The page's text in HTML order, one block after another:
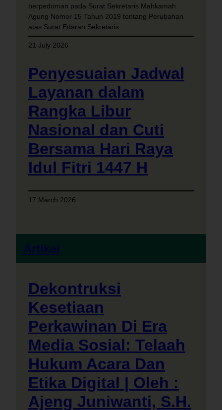
berpedoman pada Surat Sekretaris Mahkamah
Agung Nomor 15 Tahun 2019 tentang Perubahan
atas Surat Edaran Sekretaris…
21 July 2026
Penyesuaian Jadwal
Layanan dalam
Rangka Libur
Nasional dan Cuti
Bersama Hari Raya
Idul Fitri 1447 H
17 March 2026
Artikel
Dekontruksi
Kesetiaan
Perkawinan Di Era
Media Sosial: Telaah
Hukum Acara Dan
Etika Digital | Oleh :
Ajeng Juniwanti, S.H.